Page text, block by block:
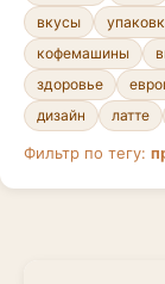
вкусы
кофемашины
здоровье
дизайн
латте
Фильтр по тегу: